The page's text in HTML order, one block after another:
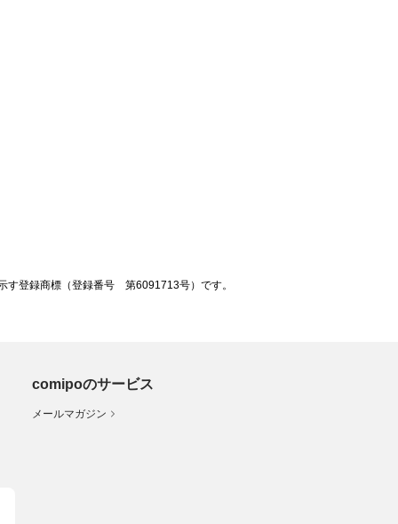
す登録商標（登録番号 第6091713号）です。
comipoのサービス
メールマガジン